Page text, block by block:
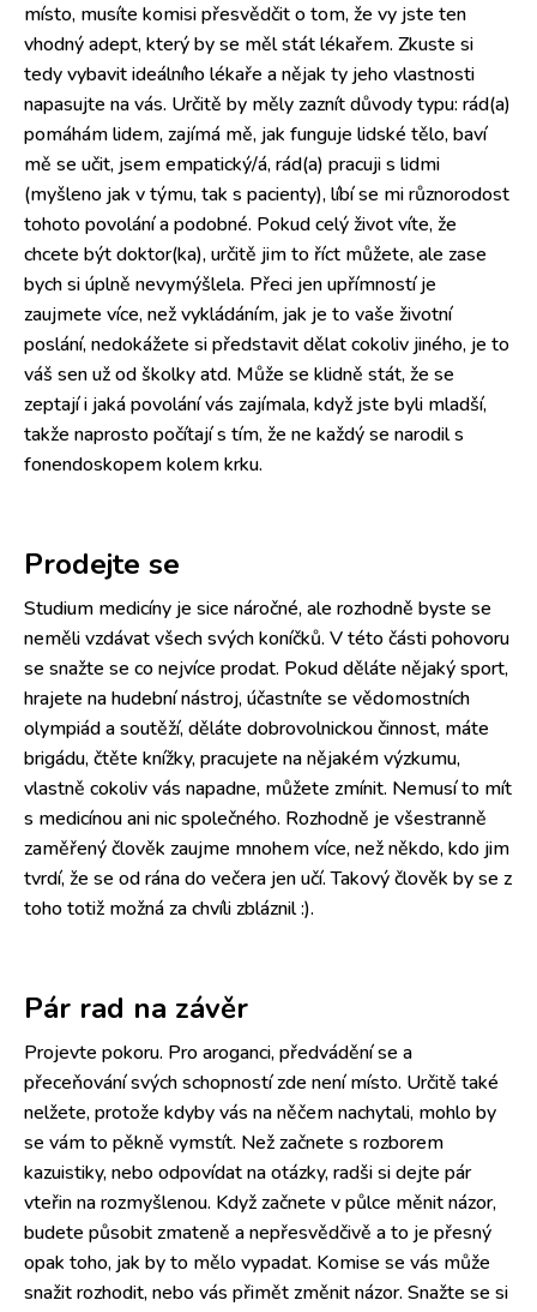
místo, musíte komisi přesvědčit o tom, že vy jste ten
vhodný adept, který by se měl stát lékařem. Zkuste si
tedy vybavit ideálního lékaře a nějak ty jeho vlastnosti
napasujte na vás. Určitě by měly zaznít důvody typu: rád(a)
pomáhám lidem, zajímá mě, jak funguje lidské tělo, baví
mě se učit, jsem empatický/á, rád(a) pracuji s lidmi
(myšleno jak v týmu, tak s pacienty), líbí se mi různorodost
tohoto povolání a podobné. Pokud celý život víte, že
chcete být doktor(ka), určitě jim to říct můžete, ale zase
bych si úplně nevymýšlela. Přeci jen upřímností je
zaujmete více, než vykládáním, jak je to vaše životní
poslání, nedokážete si představit dělat cokoliv jiného, je to
váš sen už od školky atd. Může se klidně stát, že se
zeptají i jaká povolání vás zajímala, když jste byli mladší,
takže naprosto počítají s tím, že ne každý se narodil s
fonendoskopem kolem krku.
Prodejte se
Studium medicíny je sice náročné, ale rozhodně byste se
neměli vzdávat všech svých koníčků. V této části pohovoru
se snažte se co nejvíce prodat. Pokud děláte nějaký sport,
hrajete na hudební nástroj, účastníte se vědomostních
olympiád a soutěží, děláte dobrovolnickou činnost, máte
brigádu, čtěte knížky, pracujete na nějakém výzkumu,
vlastně cokoliv vás napadne, můžete zmínit. Nemusí to mít
s medicínou ani nic společného. Rozhodně je všestranně
zaměřený člověk zaujme mnohem více, než někdo, kdo jim
tvrdí, že se od rána do večera jen učí. Takový člověk by se z
toho totiž možná za chvíli zbláznil :).
Pár rad na závěr
Projevte pokoru. Pro aroganci, předvádění se a
přeceňování svých schopností zde není místo. Určitě také
nelžete, protože kdyby vás na něčem nachytali, mohlo by
se vám to pěkně vymstít. Než začnete s rozborem
kazuistiky, nebo odpovídat na otázky, radši si dejte pár
vteřin na rozmyšlenou. Když začnete v půlce měnit názor,
budete působit zmateně a nepřesvědčivě a to je přesný
opak toho, jak by to mělo vypadat. Komise se vás může
snažit rozhodit, nebo vás přimět změnit názor. Snažte se si